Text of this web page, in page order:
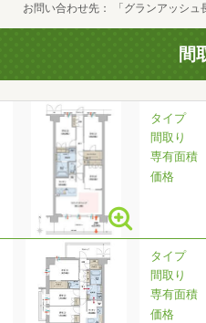
お問い合わせ先 「グランアッシ
間
タイプ
間取り
専有面積
価格
タイプ
間取り
専有面積
価格